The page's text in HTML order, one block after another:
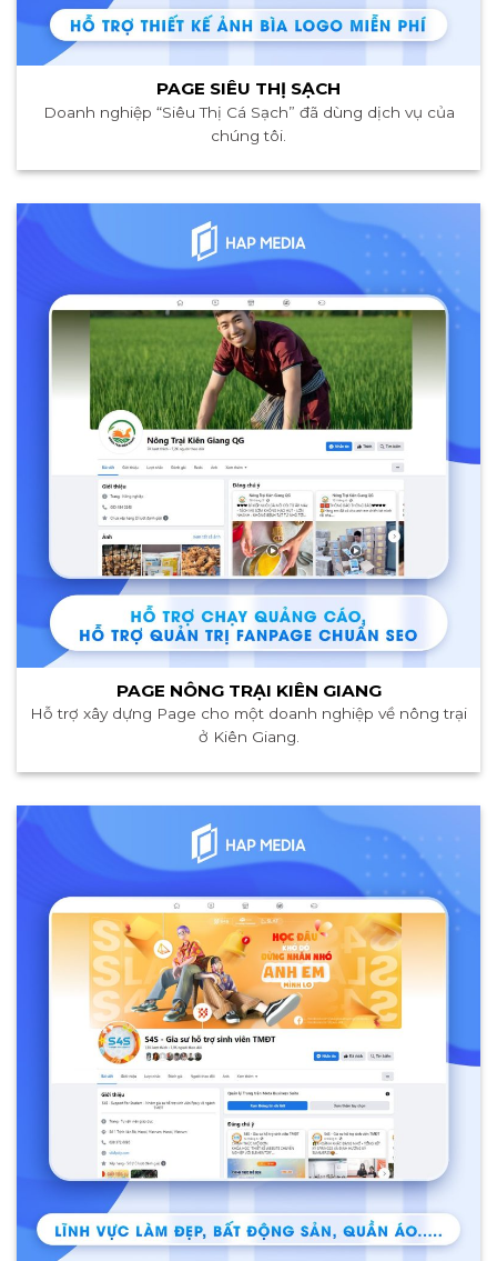
PAGE SIÊU THỊ SẠCH
Doanh nghiệp “Siêu Thị Cá Sạch” đã dùng dịch vụ của
chúng tôi.
PAGE NÔNG TRẠI KIÊN GIANG
Hỗ trợ xây dựng Page cho một doanh nghiệp về nông trại
ở Kiên Giang.